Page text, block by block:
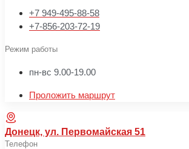
+7 949-495-88-58
+7-856-203-72-19
Режим работы
пн-вс 9.00-19.00
Проложить маршрут
Донецк, ул. Первомайская 51
Телефон